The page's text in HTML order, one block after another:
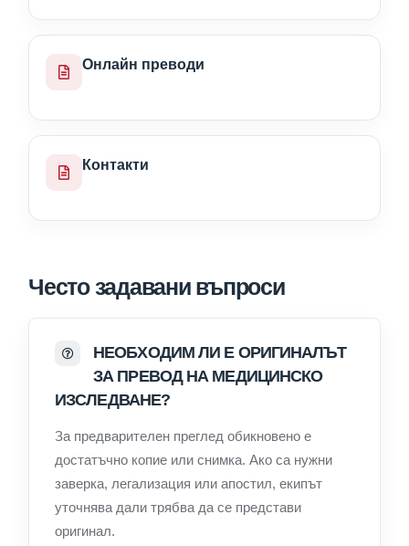
Онлайн преводи
Контакти
Често задавани въпроси
НЕОБХОДИМ ЛИ Е ОРИГИНАЛЪТ
ЗА ПРЕВОД НА МЕДИЦИНСКО
ИЗСЛЕДВАНЕ?
За предварителен преглед обикновено е
достатъчно копие или снимка. Ако са нужни
заверка, легализация или апостил, екипът
уточнява дали трябва да се представи
оригинал.